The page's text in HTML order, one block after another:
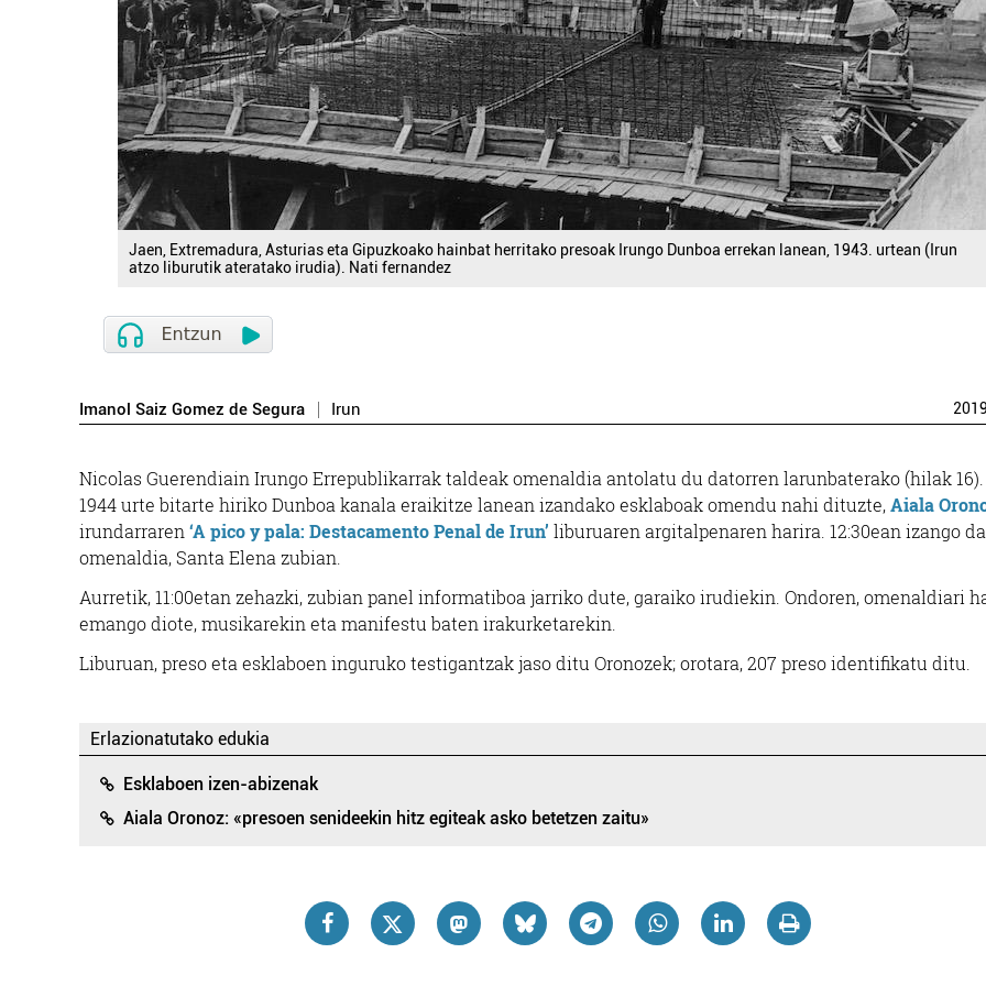
Jaen, Extremadura, Asturias eta Gipuzkoako hainbat herritako presoak Irungo Dunboa errekan lanean, 1943. urtean (Irun
atzo liburutik ateratako irudia). Nati fernandez
Imanol Saiz Gomez de Segura Irun 2019
Nicolas Guerendiain Irungo Errepublikarrak taldeak omenaldia antolatu du datorren larunbaterako (hilak 16).
1944 urte bitarte hiriko Dunboa kanala eraikitze lanean izandako esklaboak omendu nahi dituzte,Aiala
irundarraren ‘A pico y pala: Destacamento Penal de Irun’ liburuaren argitalpenaren harira. 12:30ean izango da
omenaldia, Santa Elena zubian.
Aurretik, 11:00etan zehazki, zubian panel informatiboa jarriko dute, garaiko irudiekin. Ondoren, omenaldiari
emango diote, musikarekin eta manifestu baten irakurketarekin.
Liburuan, preso eta esklaboen inguruko testigantzak jaso ditu Oronozek; orotara, 207 preso identifikatu ditu.
Erlazionatutako edukia
Esklaboen izen-abizenak
Aiala Oronoz: «presoen senideekin hitz egiteak asko betetzen zaitu»
MIMOS TABERNA
AIADEK PINTUREN